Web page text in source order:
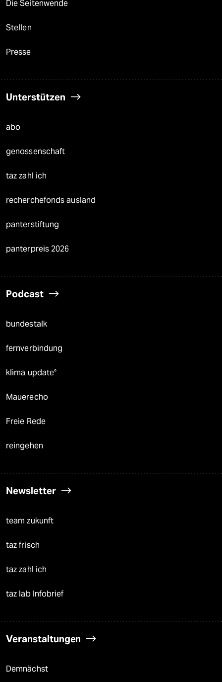
Die Seitenwende
Stellen
Presse
Unterstützen
abo
genossenschaft
taz zahl ich
recherchefonds ausland
panterstiftung
panterpreis 2026
Podcast
bundestalk
fernverbindung
klima update°
Mauerecho
Freie Rede
reingehen
Newsletter
team zukunft
taz frisch
taz zahl ich
taz lab Infobrief
Veranstaltungen
Demnächst